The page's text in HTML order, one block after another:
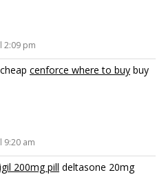
2:09 pm
cenforce where to buy buy
9:20 am
200mg pill deltasone 20mg